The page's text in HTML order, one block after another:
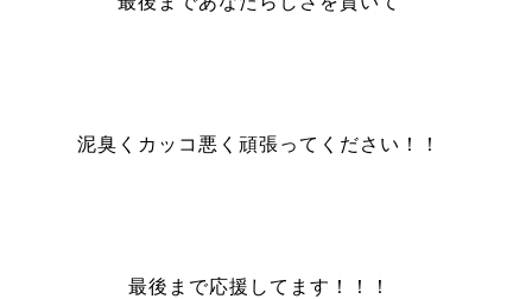
泥臭くカッコ悪く頑張ってください！！
最後まで応援してます！！！